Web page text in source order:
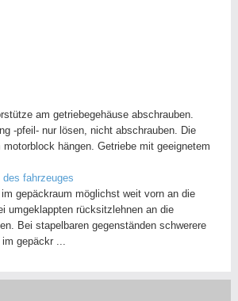
am getriebegehäuse abschrauben.
-pfeil- nur lösen, nicht abschrauben. Die
hängen. Getriebe mit geeignetem
des fahrzeuges
gepäckraum möglichst weit vorn an die
umgeklappten rücksitzlehnen an die
Bei stapelbaren gegenständen schwerere
gepäckr ...